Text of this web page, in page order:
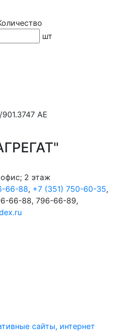
шт
901.3747 АЕ
2 этаж
66-88, +7 (351) 750-60-35,
66-88, 796-66-89,
сайты, интернет